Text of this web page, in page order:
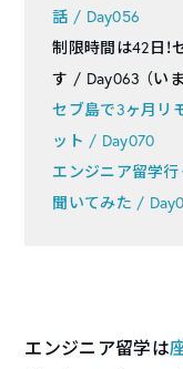
話 / Day056
制限時間は42日
す / Day063 （い
セブ島で3ヶ月リ
ット / Day070
エンジニア留学
聞いてみた /
エンジニア留学は